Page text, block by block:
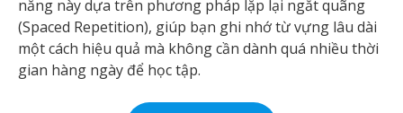
năng này dựa trên phương pháp lặp lại ngắt quãng
(Spaced Repetition), giúp bạn ghi nhớ từ vựng lâu dài
một cách hiệu quả mà không cần dành quá nhiều thời
gian hàng ngày để học tập.